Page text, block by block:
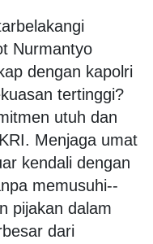
Nurmantyo
dengan kapolri
tertinggi?
utuh dan
Menjaga umat
kendali dengan
memusuhi--
pijakan dalam
dari